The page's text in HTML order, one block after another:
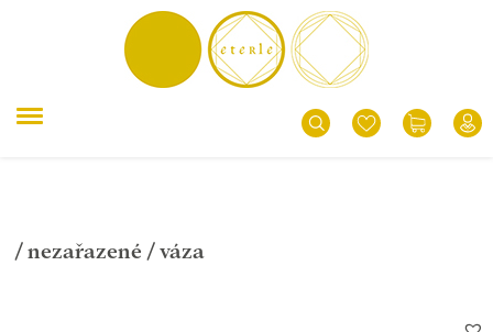
/ nezařazené / váza